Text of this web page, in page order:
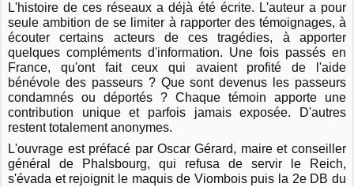
L'histoire de ces réseaux a déjà été écrite. L'auteur a pour
seule ambition de se limiter à rapporter des témoignages, à
écouter certains acteurs de ces tragédies, à apporter
quelques compléments d'information. Une fois passés en
France, qu'ont fait ceux qui avaient profité de l'aide
bénévole des passeurs ? Que sont devenus les passeurs
condamnés ou déportés ? Chaque témoin apporte une
contribution unique et parfois jamais exposée. D'autres
restent totalement anonymes.
L'ouvrage est préfacé par Oscar Gérard, maire et conseiller
général de Phalsbourg, qui refusa de servir le Reich,
s'évada et rejoignit le maquis de Viombois puis la 2e DB du